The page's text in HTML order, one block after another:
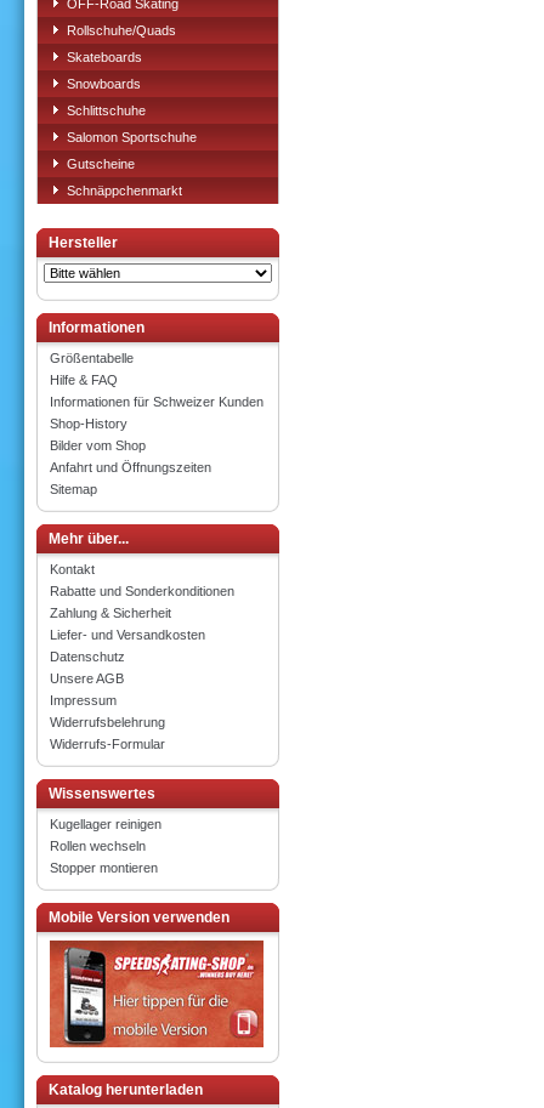
OFF-Road Skating
Rollschuhe/Quads
Skateboards
Snowboards
Schlittschuhe
Salomon Sportschuhe
Gutscheine
Schnäppchenmarkt
Hersteller
Informationen
Größentabelle
Hilfe & FAQ
Informationen für Schweizer Kunden
Shop-History
Bilder vom Shop
Anfahrt und Öffnungszeiten
Sitemap
Mehr über...
Kontakt
Rabatte und Sonderkonditionen
Zahlung & Sicherheit
Liefer- und Versandkosten
Datenschutz
Unsere AGB
Impressum
Widerrufsbelehrung
Widerrufs-Formular
Wissenswertes
Kugellager reinigen
Rollen wechseln
Stopper montieren
Mobile Version verwenden
Katalog herunterladen